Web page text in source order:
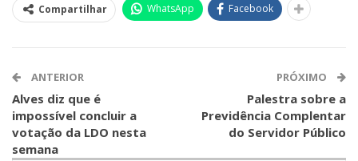
Compartilhar WhatsApp Facebook
ANTERIOR
Alves diz que é
impossível concluir a
votação da LDO nesta
semana
PRÓXIMO
Palestra sobre a
Previdência Complentar
do Servidor Público